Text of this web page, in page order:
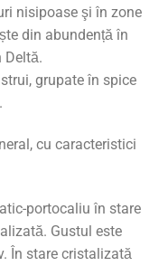
nisipoase şi în zone
din abundență în
Deltă.
grupate în spice
cu caracteristici
portocaliu în stare
Gustul este
În stare cristalizată